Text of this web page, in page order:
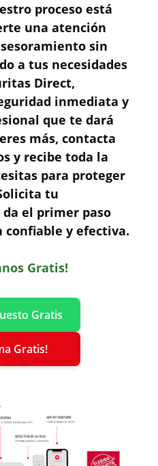
proceso está
una atención
sin
a tus necesidades
Direct,
inmediata y
que te dará
más, contacta
y recibe toda la
para proteger
tu
da el primer paso
confiable y efectiva.
Gratis!
Gratis
Gratis!